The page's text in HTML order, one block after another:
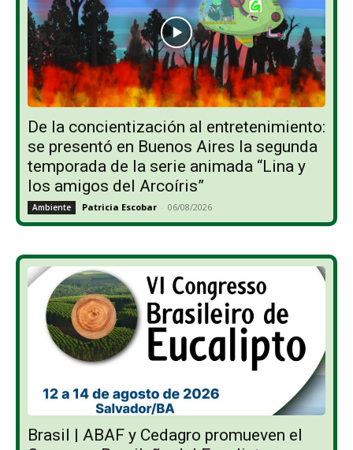
De la concientización al entretenimiento:
se presentó en Buenos Aires la segunda
temporada de la serie animada “Lina y
los amigos del Arcoíris”
Ambiente Patricia Escobar - 06/08/2026
Brasil | ABAF y Cedagro promueven el